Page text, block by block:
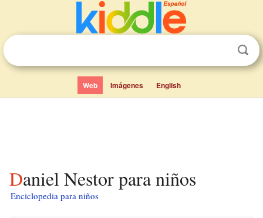
Web Imágenes English
Daniel Nestor para niños
Enciclopedia para niños